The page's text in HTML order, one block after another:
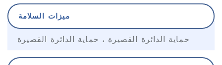
ميزات السلامة
حماية الدائرة القصيرة ، حماية الدائرة القصيرة